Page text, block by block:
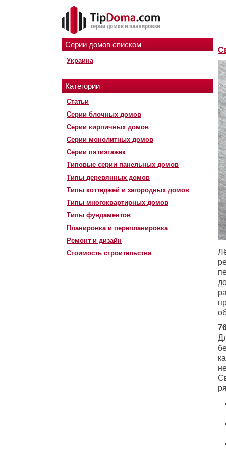
Серии домов списком
Украина
Категории
Статьи
Серии блочных домов
Серии кирпичных домов
Серии монолитных домов
Серии пятиэтажек
Типовые серии панельных домов
Типы деревянных домов
Типы коттеджей и загородных домов
Типы многоквартирных домов
Типы фундаментов
Планировка и перепланировка
Ремонт и дизайн
Стоимость строительства